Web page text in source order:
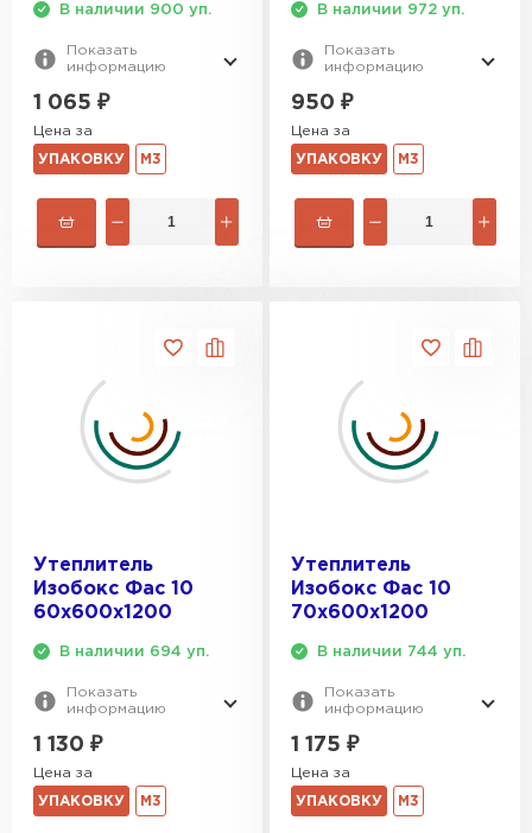
В наличии 900 уп.
Показать
информацию
1 065 ₽
Цена за
УПАКОВКУ М3
В наличии 972 уп.
Показать
информацию
950 ₽
Цена за
УПАКОВКУ М3
Утеплитель
Изобокс Фас 10
60х600х1200
В наличии 694 уп.
Показать
информацию
1 130 ₽
Цена за
УПАКОВКУ М3
Утеплитель
Изобокс Фас 10
70х600х1200
В наличии 744 уп.
Показать
информацию
1 175 ₽
Цена за
УПАКОВКУ М3